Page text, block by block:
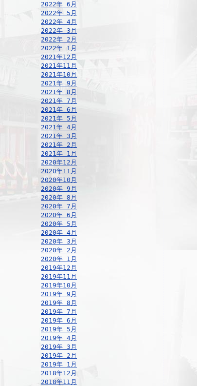
2022年 6月
2022年 5月
2022年 4月
2022年 3月
2022年 2月
2022年 1月
2021年12月
2021年11月
2021年10月
2021年 9月
2021年 8月
2021年 7月
2021年 6月
2021年 5月
2021年 4月
2021年 3月
2021年 2月
2021年 1月
2020年12月
2020年11月
2020年10月
2020年 9月
2020年 8月
2020年 7月
2020年 6月
2020年 5月
2020年 4月
2020年 3月
2020年 2月
2020年 1月
2019年12月
2019年11月
2019年10月
2019年 9月
2019年 8月
2019年 7月
2019年 6月
2019年 5月
2019年 4月
2019年 3月
2019年 2月
2019年 1月
2018年12月
2018年11月